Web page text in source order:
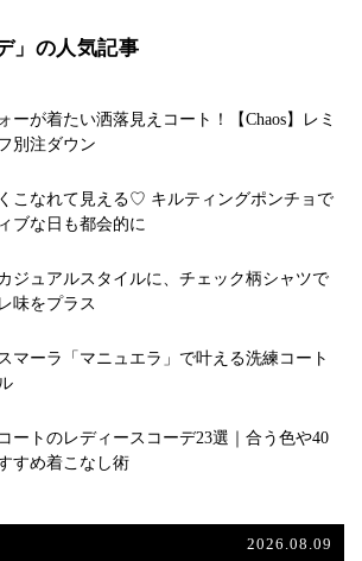
」の人気記事
ーが着たい洒落見えコート！【Chaos】レミ
別注ダウン
こなれて見える♡ キルティングポンチョで
ブな日も都会的に
ジュアルスタイルに、チェック柄シャツで
味をプラス
マーラ「マニュエラ」で叶える洗練コート
ートのレディースコーデ23選｜合う色や40
すめ着こなし術
2026.08.09